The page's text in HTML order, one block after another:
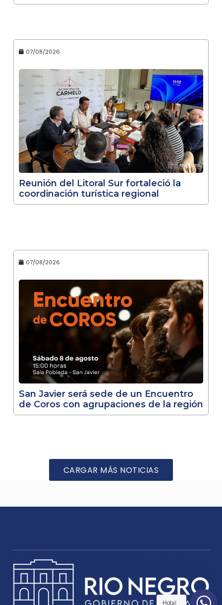
07/08/2026
Reunión del Litoral Sur fortaleció la
coordinación turística regional
07/08/2026
San Javier será sede de un Encuentro
de Coros con agrupaciones de la región
CARGAR MÁS NOTICIAS
Hola!